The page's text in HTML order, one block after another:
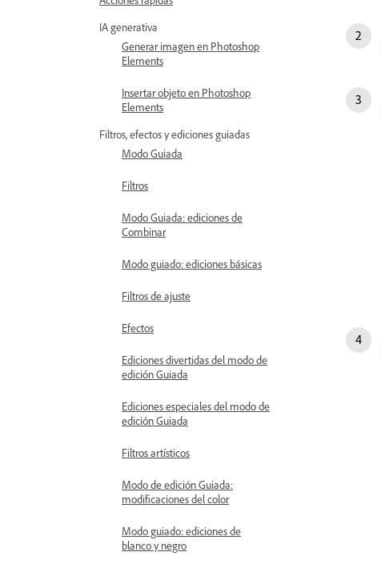
IA generativa
Generar imagen en Photoshop
Elements
Insertar objeto en Photoshop
Elements
Filtros, efectos y ediciones guiadas
Modo Guiada
Filtros
Modo Guiada: ediciones de
Combinar
Modo guiado: ediciones básicas
Filtros de ajuste
Efectos
Ediciones divertidas del modo de
edición Guiada
Ediciones especiales del modo de
edición Guiada
Filtros artísticos
Modo de edición Guiada:
modificaciones del color
Modo guiado: ediciones de
blanco y negro